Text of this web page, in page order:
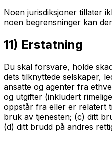
Noen jurisdiksjoner tillater
noen begrensninger kan
11) Erstatning
Du skal forsvare, holde
dets tilknyttede selskaper,
ansatte og agenter fra
og utgifter (inkludert
oppstår fra eller er relatert
bruk av tjenesten; (c) ditt
(d) ditt brudd på andres